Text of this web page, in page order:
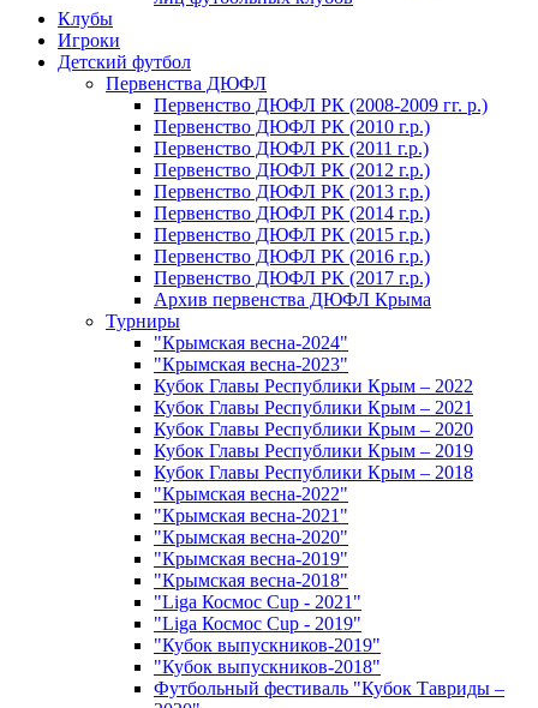
Клубы
Игроки
Детский футбол
Первенства ДЮФЛ
Первенство ДЮФЛ РК (2008-2009 гг. р.)
Первенство ДЮФЛ РК (2010 г.р.)
Первенство ДЮФЛ РК (2011 г.р.)
Первенство ДЮФЛ РК (2012 г.р.)
Первенство ДЮФЛ РК (2013 г.р.)
Первенство ДЮФЛ РК (2014 г.р.)
Первенство ДЮФЛ РК (2015 г.р.)
Первенство ДЮФЛ РК (2016 г.р.)
Первенство ДЮФЛ РК (2017 г.р.)
Архив первенства ДЮФЛ Крыма
Турниры
"Крымская весна-2024"
"Крымская весна-2023"
Кубок Главы Республики Крым – 2022
Кубок Главы Республики Крым – 2021
Кубок Главы Республики Крым – 2020
Кубок Главы Республики Крым – 2019
Кубок Главы Республики Крым – 2018
"Крымская весна-2022"
"Крымская весна-2021"
"Крымская весна-2020"
"Крымская весна-2019"
"Крымская весна-2018"
"Liga Космос Cup - 2021"
"Liga Космос Cup - 2019"
"Кубок выпускников-2019"
"Кубок выпускников-2018"
Футбольный фестиваль "Кубок Тавриды –